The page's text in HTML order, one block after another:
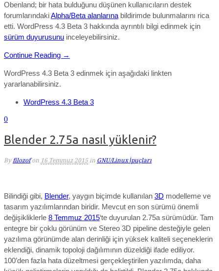
Obenland; bir hata bulduğunu düşünen kullanıcıların destek
forumlarındakiAlpha/Beta alanlarınabildirimde bulunmalarını rica
etti. WordPress 4.3 Beta 3 hakkında ayrıntılı bilgi edinmek için
sürüm duyurusunu inceleyebilirsiniz.
Continue Reading →
WordPress 4.3 Beta 3 edinmek için aşağıdaki linkten
yararlanabilirsiniz.
WordPress 4.3 Beta 3
0
Blender 2.75a nasıl yüklenir?
By filozof on 16 Temmuz 2015 in GNU/Linux İpuçları
Bilindiği gibi, Blender, yaygın biçimde kullanılan 3D modelleme ve
tasarım yazılımlarından biridir. Mevcut en son sürümü önemli
değişikliklerle 8 Temmuz 2015‘te duyurulan 2.75a sürümüdür. Tam
entegre bir çoklu görünüm ve Stereo 3D pipeline desteğiyle gelen
yazılıma görünümde alan derinliği için yüksek kaliteli seçeneklerin
eklendiği, dinamik topoloji dağılımının düzeldiği ifade ediliyor.
100’den fazla hata düzeltmesi gerçekleştirilen yazılımda, daha